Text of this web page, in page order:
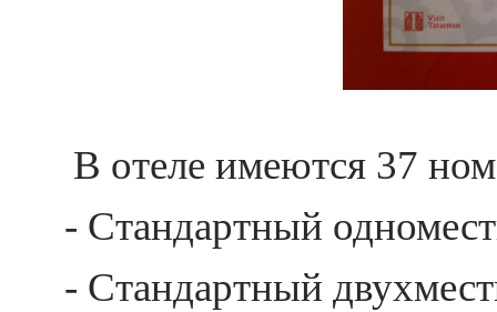
В отеле имеются 37
- Стандартный
- Стандартный